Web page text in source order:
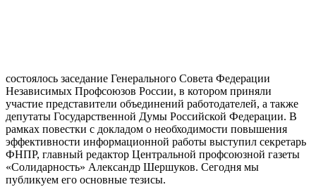
состоялось заседание Генерального Совета Федерации
Независимых Профсоюзов России, в котором приняли
участие представители объединений работодателей, а также
депутаты Государственной Думы Российской Федерации. В
рамках повестки с докладом о необходимости повышения
эффективности информационной работы выступил секретарь
ФНПР, главный редактор Центральной профсоюзной газеты
«Солидарность» Александр Шершуков. Сегодня мы
публикуем его основные тезисы.